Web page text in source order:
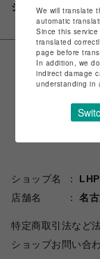
シェアする
ショップ名
LHP
店舗名
名
特定商取引法など
ショップお問い合
We will translate
automatic
Since this
translated
page before
In addition, we
indirect damage
understanding in